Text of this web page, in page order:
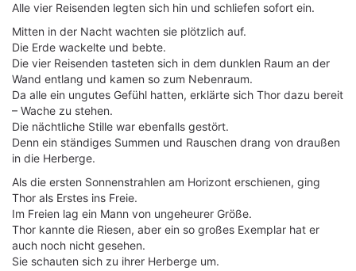
Alle vier Reisenden legten sich hin und schliefen sofort ein.
Mitten in der Nacht wachten sie plötzlich auf.
Die Erde wackelte und bebte.
Die vier Reisenden tasteten sich in dem dunklen Raum an der
Wand entlang und kamen so zum Nebenraum.
Da alle ein ungutes Gefühl hatten, erklärte sich Thor dazu bereit
– Wache zu stehen.
Die nächtliche Stille war ebenfalls gestört.
Denn ein ständiges Summen und Rauschen drang von draußen
in die Herberge.
Als die ersten Sonnenstrahlen am Horizont erschienen, ging
Thor als Erstes ins Freie.
Im Freien lag ein Mann von ungeheurer Größe.
Thor kannte die Riesen, aber ein so großes Exemplar hat er
auch noch nicht gesehen.
Sie schauten sich zu ihrer Herberge um.